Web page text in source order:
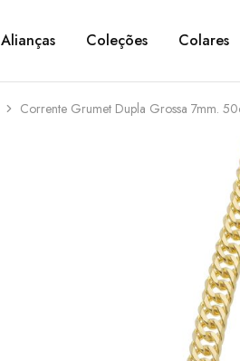
Alianças Coleções Colares
Corrente Grumet Dupla Grossa 7mm.